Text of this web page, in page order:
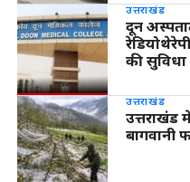
उत्तराखंड
दून
की
उत्तराखंड
उत्तराखंड
बागवानी